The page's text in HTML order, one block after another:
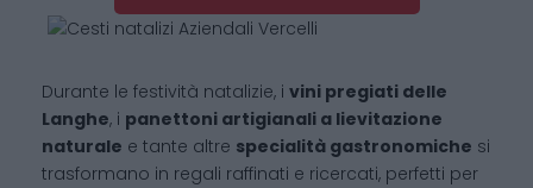
Durante le festività natalizie, i vini pregiati delle
Langhe, i panettoni artigianali a lievitazione
naturale e tante altre specialità gastronomiche si
trasformano in regali raffinati e ricercati, perfetti per